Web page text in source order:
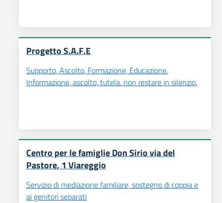
Progetto S.A.F.E
Supporto, Ascolto, Formazione, Educazione.
Informazione, ascolto, tutela. non restare in silenzio.
Centro per le famiglie Don Sirio via del
Pastore, 1 Viareggio
Servizio di mediazione familiare, sostegno di coppia e
ai genitori separati